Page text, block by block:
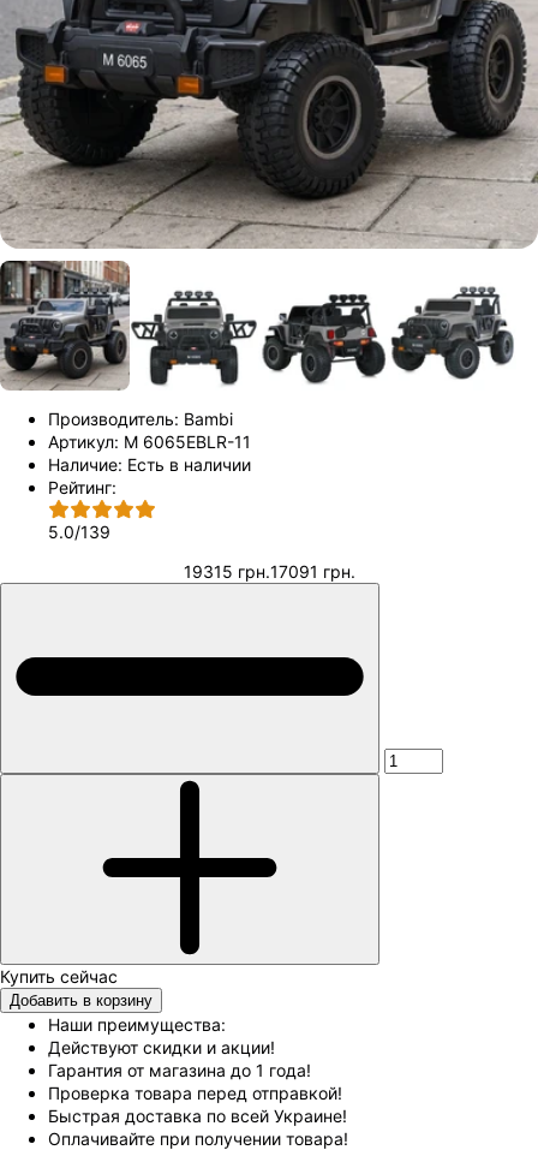
Производитель: Bambi
Артикул: M 6065EBLR-11
Наличие: Есть в наличии
Рейтинг:
5.0/139
19315 грн.17091 грн.
Добавить в корзину
Наши преимущества:
Действуют скидки и акции!
Гарантия от магазина до 1 года!
Проверка товара перед отправкой!
Быстрая доставка по всей Украине!
Оплачивайте при получении товара!